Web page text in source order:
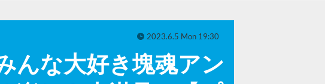
んな大好き塊魂アン
2023.6.5 Mon 19:30